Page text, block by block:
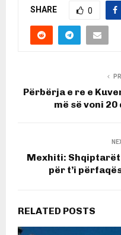
SHARE 0
Përbërja e re e
më së voni
Mexhiti:
për t’i
RELATED POSTS